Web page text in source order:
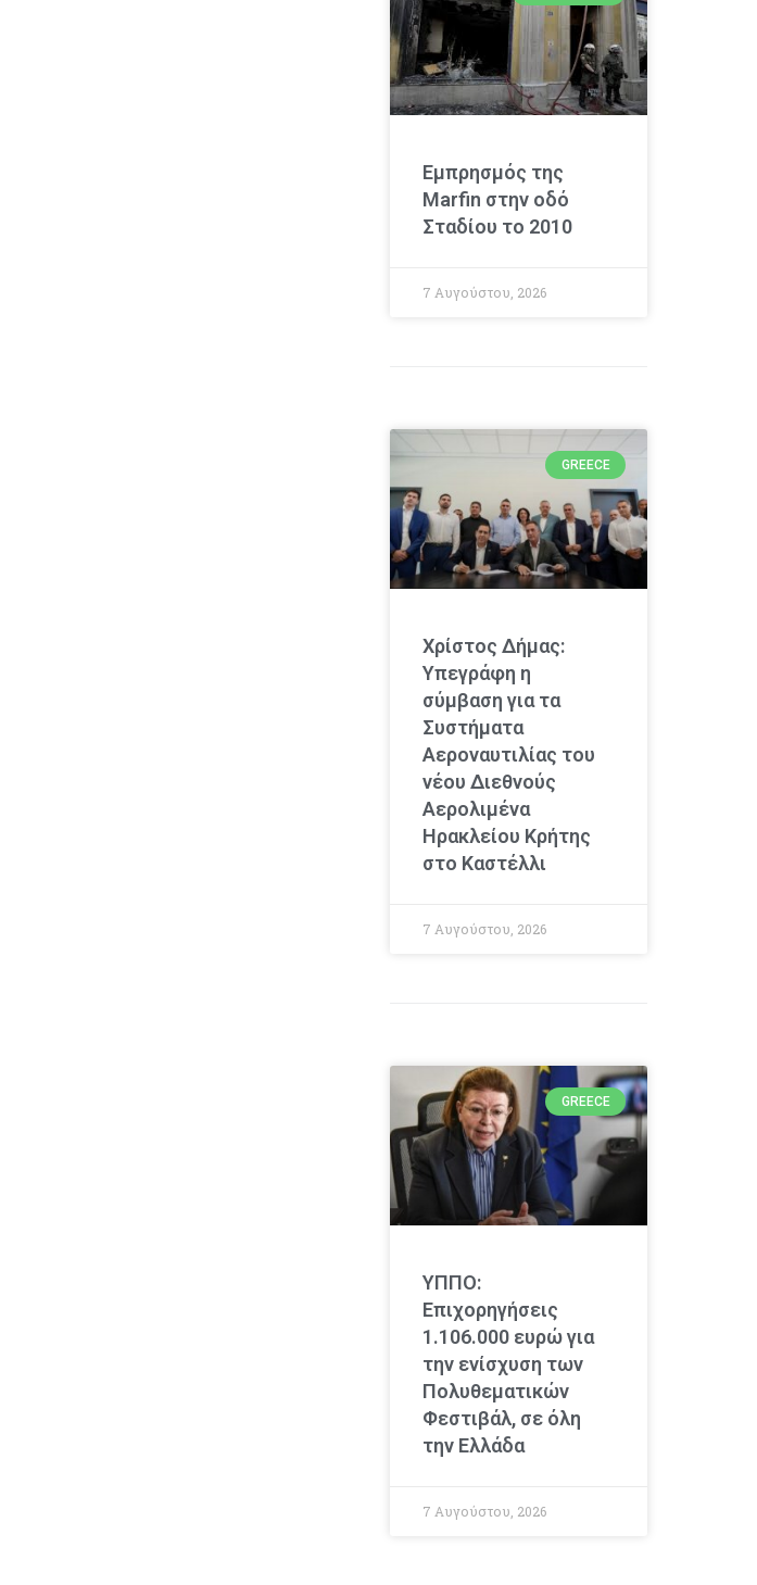
Εμπρησμός της
Marfin στην οδό
Σταδίου το 2010
7 Αυγούστου, 2026
GREECE
Χρίστος Δήμας:
Υπεγράφη η
σύμβαση για τα
Συστήματα
Αεροναυτιλίας του
νέου Διεθνούς
Αερολιμένα
Ηρακλείου Κρήτης
στο Καστέλλι
7 Αυγούστου, 2026
GREECE
ΥΠΠΟ:
Επιχορηγήσεις
1.106.000 ευρώ για
την ενίσχυση των
Πολυθεματικών
Φεστιβάλ, σε όλη
την Ελλάδα
7 Αυγούστου, 2026